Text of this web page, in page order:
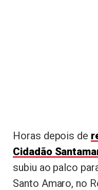
Horas depois de
Cidadão
subiu ao palco
Santo Amaro, no